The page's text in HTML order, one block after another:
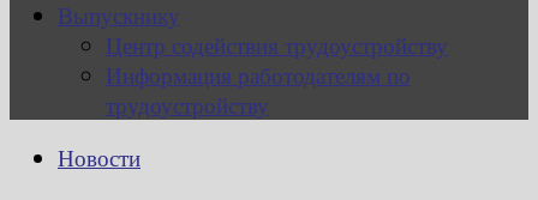
Выпускнику
Центр содействия трудоустройству
Информация работодателям по
трудоустройству
Новости